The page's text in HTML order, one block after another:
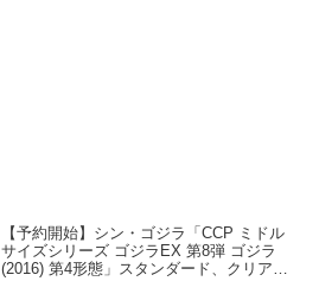
【予約開始】シン・ゴジラ「CCP ミドル
サイズシリーズ ゴジラEX 第8弾 ゴジラ
(2016) 第4形態」スタンダード、クリアレ